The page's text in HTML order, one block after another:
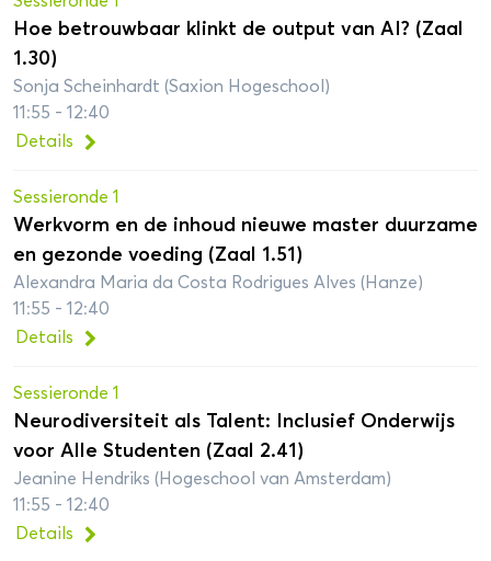
Hoe betrouwbaar klinkt de output van AI? (Zaal
1.30)
Sonja Scheinhardt (Saxion Hogeschool)
11:55 - 12:40
Details
Sessieronde 1
Werkvorm en de inhoud nieuwe master duurzame
en gezonde voeding (Zaal 1.51)
Alexandra Maria da Costa Rodrigues Alves (Hanze)
11:55 - 12:40
Details
Sessieronde 1
Neurodiversiteit als Talent: Inclusief Onderwijs
voor Alle Studenten (Zaal 2.41)
Jeanine Hendriks (Hogeschool van Amsterdam)
11:55 - 12:40
Details